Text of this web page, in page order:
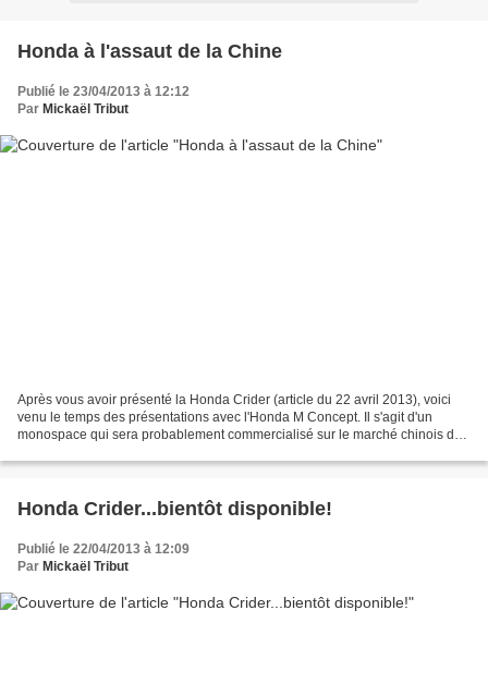
Honda à l'assaut de la Chine
Publié le 23/04/2013 à 12:12
Par Mickaël Tribut
Après vous avoir présenté la Honda Crider (article du 22 avril 2013), voici
venu le temps des présentations avec l'Honda M Concept. Il s'agit d'un
monospace qui sera probablement commercialisé sur le marché chinois dès
Honda Crider...bientôt disponible!
Publié le 22/04/2013 à 12:09
Par Mickaël Tribut